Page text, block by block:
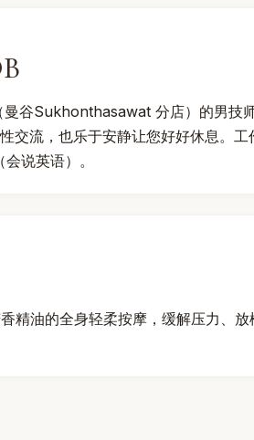
谷Sukhonthasawat 分店）的男技
交流，也乐于安静让您好好休息。
说英语）。
精油的全身轻柔按摩，缓解压力、